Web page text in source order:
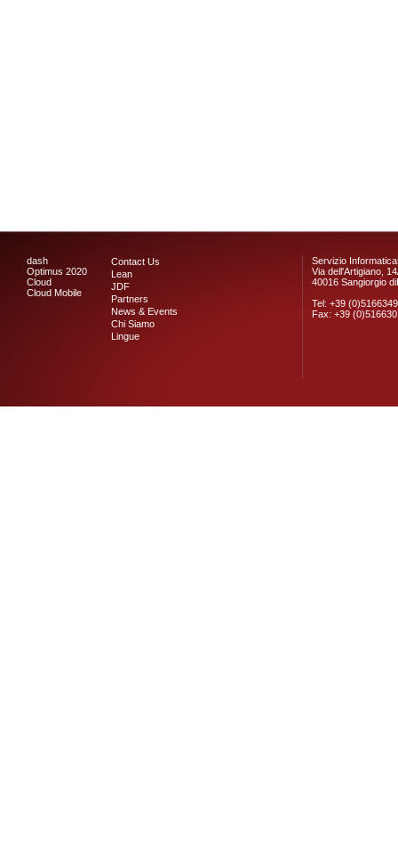
dash
Optimus 2020
Cloud
Cloud Mobile
Contact Us
Lean
JDF
Partners
News & Events
Chi Siamo
Lingue
Servizio
Via dell'Artigiano,
40016 Sangiorgio
Tel: +39
Fax: +39